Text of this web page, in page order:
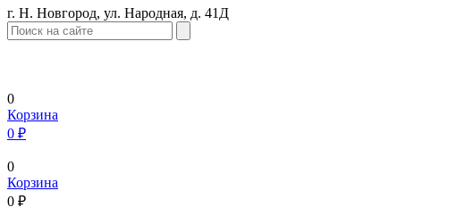
г. Н. Новгород, ул. Народная, д. 41Д
0
Корзина
0 ₽
0
Корзина
0 ₽